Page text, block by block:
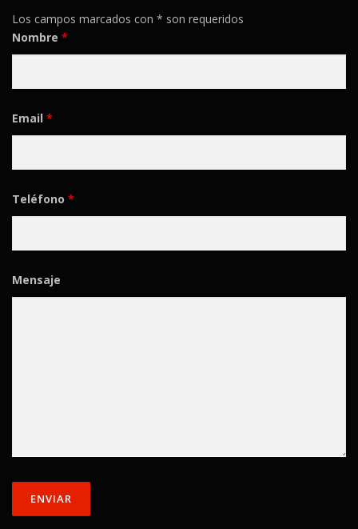
Los campos marcados con * son requeridos
Nombre *
Email *
Teléfono *
Mensaje